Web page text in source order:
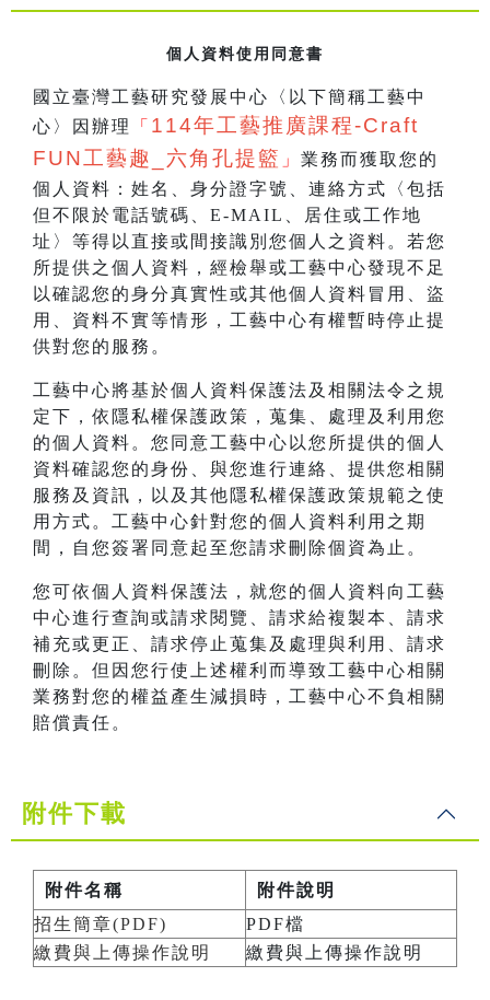
個人資料使用同意書
國立臺灣工藝研究發展中心〈以下簡稱工藝中
心〉因辦理
「 114年工藝推廣課程-Craft
FUN工藝趣_ 六角孔提籃 」 業務而獲取您的
個人資料：姓名、身分證字號、連絡方式〈包括
但不限於電話號碼、E-MAIL、居住或工作地
址〉等得以直接或間接識別您個人之資料。若您
所提供之個人資料，經檢舉或工藝中心發現不足
以確認您的身分真實性或其他個人資料冒用、盜
用、資料不實等情形，工藝中心有權暫時停止提
供對您的服務。
工藝中心將基於個人資料保護法及相關法令之規
定下，依隱私權保護政策，蒐集、處理及利用您
的個人資料。您同意工藝中心以您所提供的個人
資料確認您的身份、與您進行連絡、提供您相關
服務及資訊，以及其他隱私權保護政策規範之使
用方式。工藝中心針對您的個人資料利用之期
間，自您簽署同意起至您請求刪除個資為止。
您可依個人資料保護法，就您的個人資料向工藝
中心進行查詢或請求閱覽、請求給複製本、請求
補充或更正、請求停止蒐集及處理與利用、請求
刪除。但因您行使上述權利而導致工藝中心相關
業務對您的權益產生減損時，工藝中心不負相關
賠償責任。
附件下載
附件名稱
附件說明
招生簡章(PDF)
PDF檔
繳費與上傳操作說明
繳費與上傳操作說明